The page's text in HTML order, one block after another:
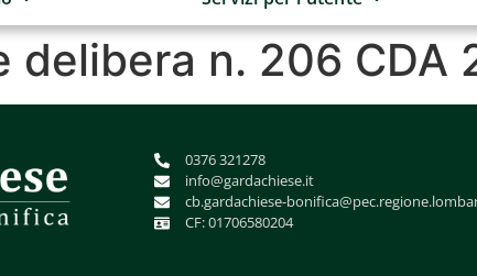
delibera n. 206 CDA
0376 321278
info@gardachiese.it
cb.gardachiese-
CF: 01706580204